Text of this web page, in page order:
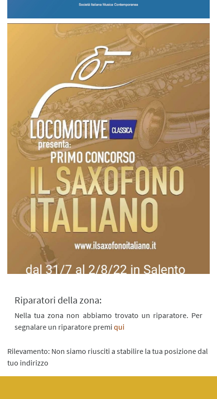
Riparatori della zona:
Nella tua zona non abbiamo trovato un riparatore. Per
segnalare un riparatore premi qui
Rilevamento: Non siamo riusciti a stabilire la tua posizione dal
tuo indirizzo